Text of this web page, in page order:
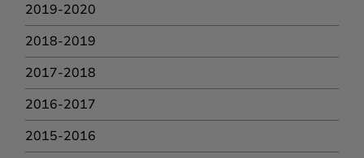
2019-2020
2018-2019
2017-2018
2016-2017
2015-2016